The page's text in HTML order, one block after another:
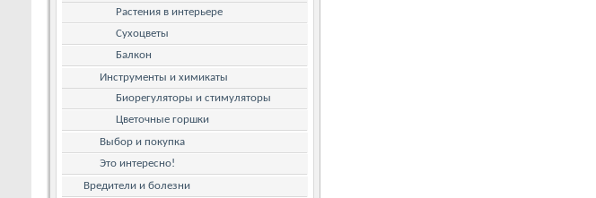
Растения в интерьере
Сухоцветы
Балкон
Инструменты и химикаты
Биорегуляторы и стимуляторы
Цветочные горшки
Выбор и покупка
Это интересно!
Вредители и болезни